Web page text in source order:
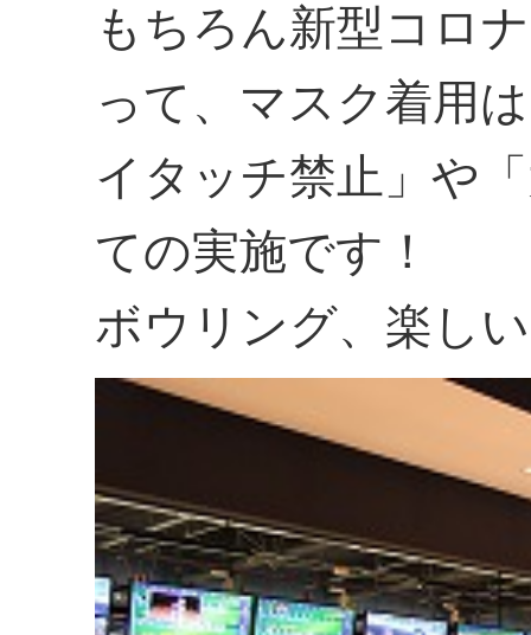
もちろん新型コロ
って、マスク着用
イタッチ禁止」や
ての実施です！
ボウリング、楽し